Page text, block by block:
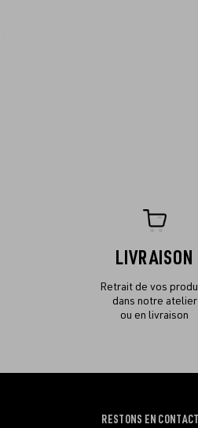
LIVRAISON
Retrait de vos
dans notre atelier
ou en livraison
RESTONS EN